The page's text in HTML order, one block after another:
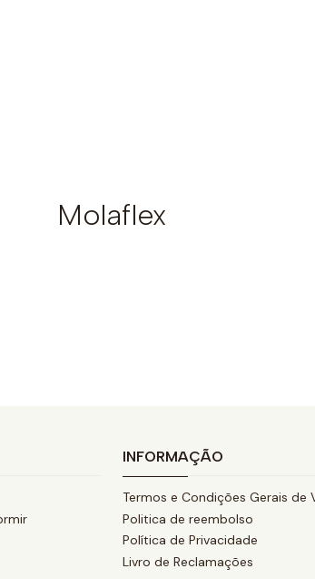
Molaflex
INFORMAÇÃO
Termos e Condições Gerais de
Politica de reembolso
Política de Privacidade
Livro de Reclamações